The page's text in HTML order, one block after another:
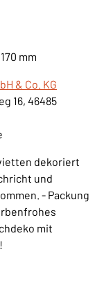
mm
& Co. KG
16, 46485
dekoriert
und
- Packung
mit